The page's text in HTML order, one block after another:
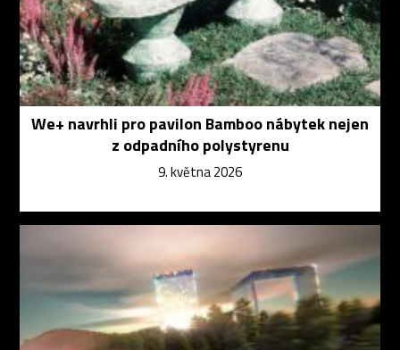
We+ navrhli pro pavilon Bamboo nábytek nejen
z odpadního polystyrenu
9. května 2026